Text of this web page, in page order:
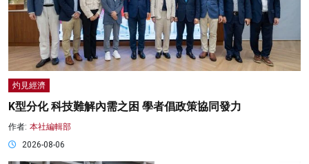
灼見經濟
K型分化 科技難解內需之困 學者倡政策協同發力
作者: 本社編輯部
2026-08-06